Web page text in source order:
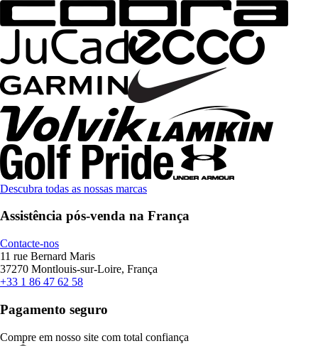
Descubra todas as nossas marcas
Assistência pós-venda na França
Contacte-nos
11 rue Bernard Maris
37270 Montlouis-sur-Loire, França
+33 1 86 47 62 58
Pagamento seguro
Compre em nosso site com total confiança